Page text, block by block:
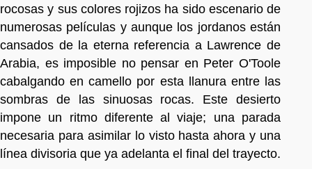
rocosas y sus colores rojizos ha sido escenario de
numerosas películas y aunque los jordanos están
cansados de la eterna referencia a Lawrence de
Arabia, es imposible no pensar en Peter O'Toole
cabalgando en camello por esta llanura entre las
sombras de las sinuosas rocas. Este desierto
impone un ritmo diferente al viaje; una parada
necesaria para asimilar lo visto hasta ahora y una
línea divisoria que ya adelanta el final del trayecto.